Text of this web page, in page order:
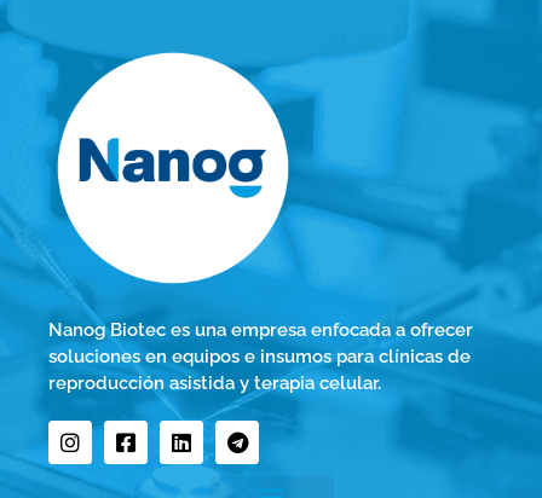
Nanog Biotec es una empresa enfocada a ofrecer
soluciones en equipos e insumos para clínicas de
reproducción asistida y terapia celular.